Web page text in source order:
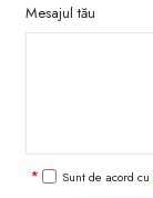
Mesajul tău
Sunt de acord cu